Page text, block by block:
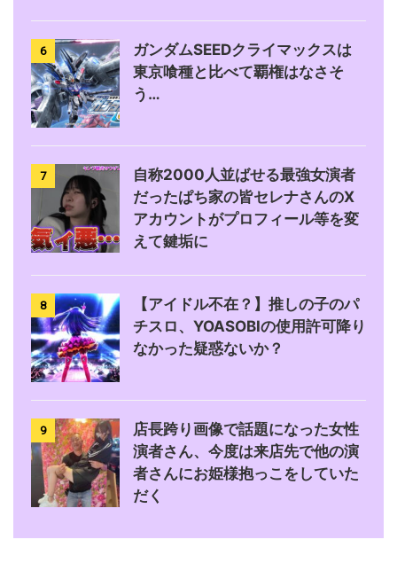
6
ガンダムSEEDクライマックスは
東京喰種と比べて覇権はなさそ
う…
7
自称2000人並ばせる最強女演者
だったぱち家の皆セレナさんのX
アカウントがプロフィール等を変
えて鍵垢に
8
【アイドル不在？】推しの子のパ
チスロ、YOASOBIの使用許可降り
なかった疑惑ないか？
9
店長跨り画像で話題になった女性
演者さん、今度は来店先で他の演
者さんにお姫様抱っこをしていた
だく